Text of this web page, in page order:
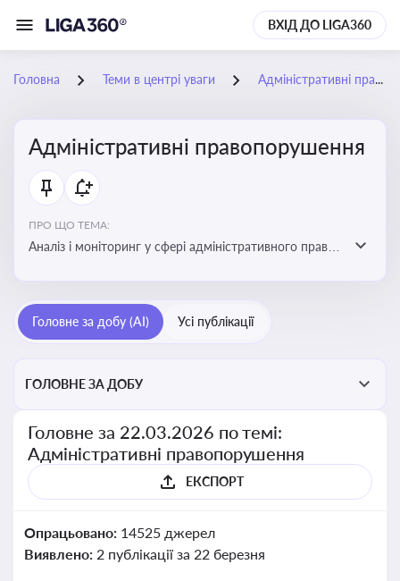
ВХІД ДО LIGA360
Головна Теми в центрі уваги Адміністративні правопорушення
Адміністративні правопорушення
ПРО ЩО ТЕМА:
Аналіз і моніторинг у сфері адміністративного права:
Головне за добу (AI) Усі публікації
ГОЛОВНЕ ЗА ДОБУ
Головне за 22.03.2026 по темі:
Адміністративні правопорушення
ЕКСПОРТ
Опрацьовано: 14525 джерел
Виявлено: 2 публікації за 22 березня